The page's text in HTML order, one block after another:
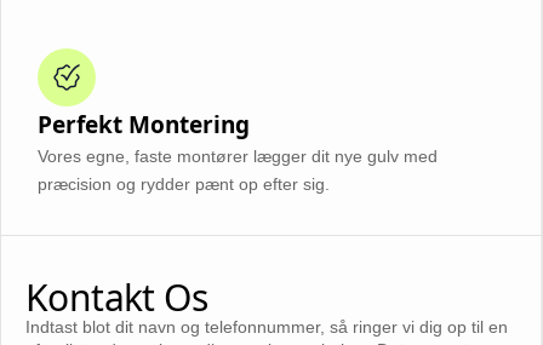
Perfekt Montering
Vores egne, faste montører lægger dit nye gulv med
præcision og rydder pænt op efter sig.
Kontakt Os
Indtast blot dit navn og telefonnummer, så ringer vi dig op til en